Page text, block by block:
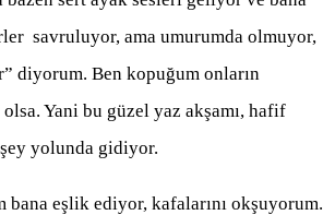
savruluyor, ama umurumda olmuyor,
diyorum. Ben kopuğum onların
olsa. Yani bu güzel yaz akşamı, hafif
şey yolunda gidiyor.
bana eşlik ediyor, kafalarını okşuyorum.